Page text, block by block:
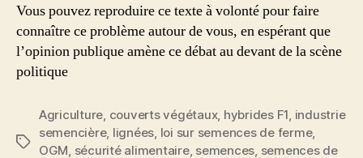
Vous pouvez reproduire ce texte à volonté pour faire
connaître ce problème autour de vous, en espérant que
l’opinion publique amène ce débat au devant de la scène
politique
Étiquettes
Agriculture couverts végétaux, hybrides F1 industrie
semencière, lignées loi sur semences de ferme,
OGM sécurité alimentaire, semences semences de